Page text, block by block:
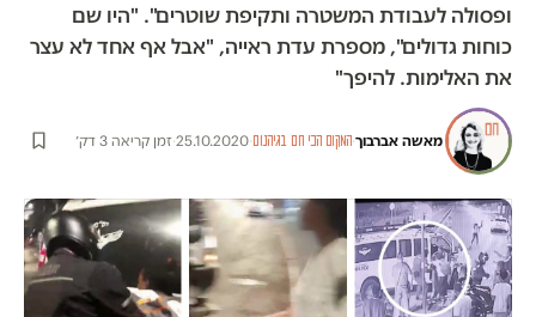
ופסולה לעבודת המשטרה ותקיפת שוטרים". "היו שם
כוחות גדולים", מספרת עדת ראייה, "אבל אף אחד לא עצר
את האלימות. להיפך"
מאשה אברבוך·המקום הכי חם בגיהנום·
25.10.2020
·זמן קריאה 3 דק׳